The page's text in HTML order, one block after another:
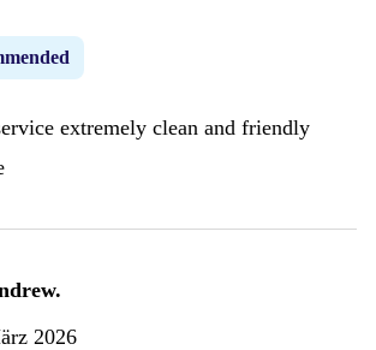
extremely clean and friendly
2026